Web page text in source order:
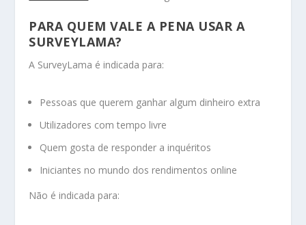
PARA QUEM VALE A PENA USAR A
SURVEYLAMA?
A SurveyLama é indicada para:
Pessoas que querem ganhar algum dinheiro extra
Utilizadores com tempo livre
Quem gosta de responder a inquéritos
Iniciantes no mundo dos rendimentos online
Não é indicada para: